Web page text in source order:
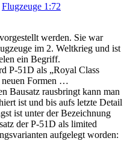
Flugzeuge 1:72
werden. Sie war
im 2. Weltkrieg und ist
ein Begriff.
P-51D als „Royal Class
neuen Formen …
Bausatz rausbringt kann man
ist und bis aufs letzte Detail
ist unter der Bezeichnung
der P-51D als limited
aufgelegt worden: